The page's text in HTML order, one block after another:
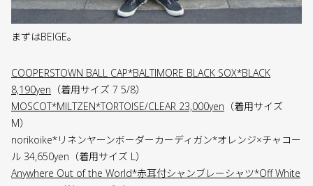
まずはBEIGE。
COOPERSTOWN BALL CAP*BALTIMORE BLACK SOX*BLACK
8,190yen （着用サイズ 7 5/8）
MOSCOT*MILTZEN*TORTOISE/CLEAR 23,000yen （着用サイズ
M）
norikoike*リネンヤーンボーダーカーディガン*オレンジ×チャコー
ル 34,650yen（着用サイズ L）
Anywhere Out of the World*赤耳付シャンブレーシャツ*Off White